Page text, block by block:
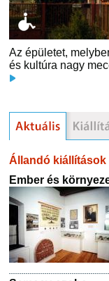
Az épületet,
és kultúra nagy
Állandó kiállítások
Ember és